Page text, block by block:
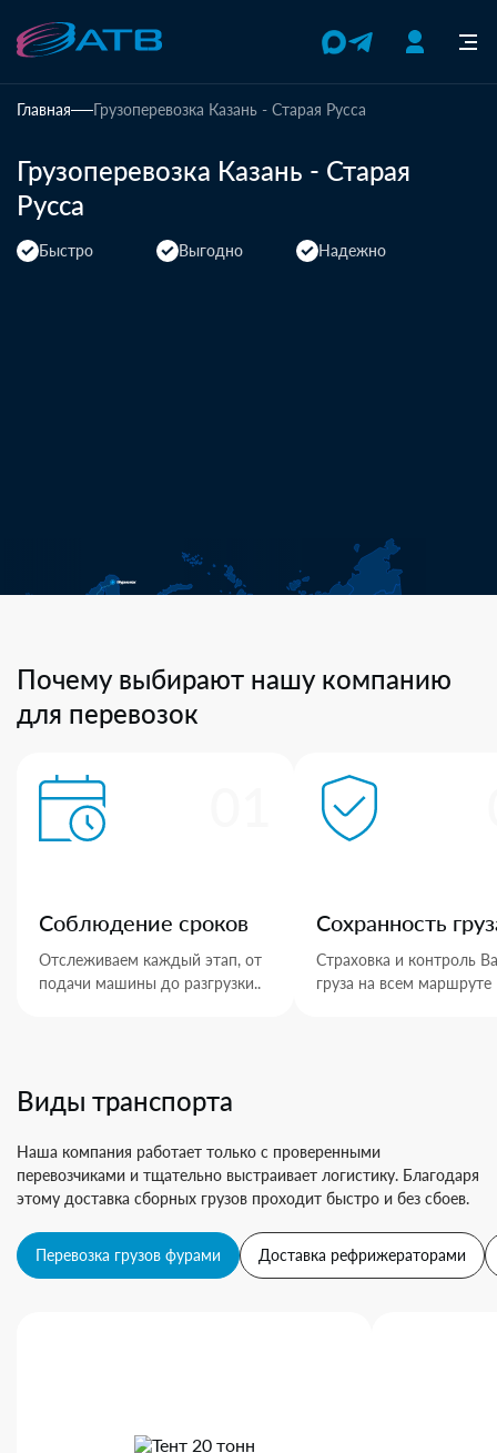
Главная Грузоперевозка Казань - Старая Русса
Грузоперевозка Казань - Старая
Русса
Быстро Выгодно Надежно
Почему выбирают нашу компанию
для перевозок
Соблюдение сроков
Отслеживаем каждый этап, от
подачи машины до разгрузки..
Сохранность
Страховка и контроль
груза на всем маршруте
Виды транспорта
Наша компания работает только с проверенными
перевозчиками и тщательно выстраивает логистику. Благодаря
этому доставка сборных грузов проходит быстро и без сбоев.
Перевозка грузов фурами Доставка рефрижераторами